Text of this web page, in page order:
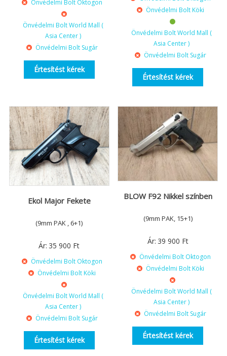
Önvédelmi Bolt Oktogon
Önvédelmi Bolt World Mall (
Asia Center )
Önvédelmi Bolt Sugár
Értesítést kérek
Önvédelmi Bolt Köki
Önvédelmi Bolt World Mall (
Asia Center )
Önvédelmi Bolt Sugár
Értesítést kérek
Ekol Major Fekete
(9mm PAK , 6+1)
Ár: 35 900 Ft
Önvédelmi Bolt Oktogon
Önvédelmi Bolt Köki
Önvédelmi Bolt World Mall (
Asia Center )
Önvédelmi Bolt Sugár
Értesítést kérek
BLOW F92 Nikkel színben
(9mm PAK, 15+1)
Ár: 39 900 Ft
Önvédelmi Bolt Oktogon
Önvédelmi Bolt Köki
Önvédelmi Bolt World Mall (
Asia Center )
Önvédelmi Bolt Sugár
Értesítést kérek